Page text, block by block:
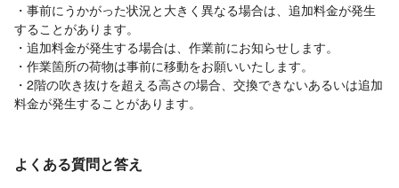
・事前にうかがった状況と大きく異なる場合は、追加料金が発生
することがあります。
・追加料金が発生する場合は、作業前にお知らせします。
・作業箇所の荷物は事前に移動をお願いいたします。
・2階の吹き抜けを超える高さの場合、交換できないあるいは追加
料金が発生することがあります。
よくある質問と答え